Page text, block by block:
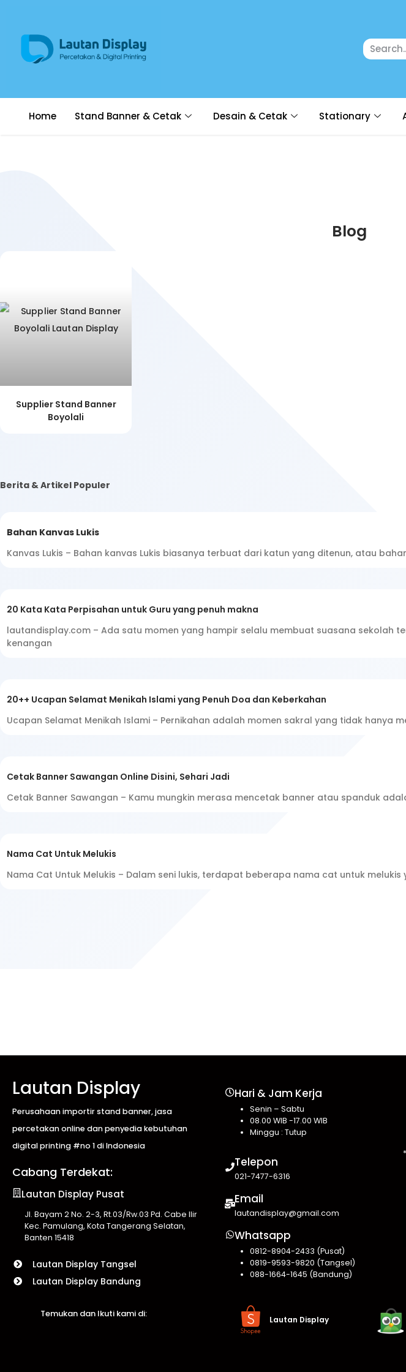
Home Stand Banner & Cetak Desain & Cetak Stationary
Blog
Supplier Stand Banner
Boyolali
Berita & Artikel Populer
Bahan Kanvas Lukis
Kanvas Lukis – Bahan kanvas Lukis biasanya terbuat dari katun yang ditenun, atau
20 Kata Kata Perpisahan untuk Guru yang penuh makna
lautandisplay.com – Ada satu momen yang hampir selalu membuat suasana sekolah
kenangan
20++ Ucapan Selamat Menikah Islami yang Penuh Doa dan Keberkahan
Ucapan Selamat Menikah Islami – Pernikahan adalah momen sakral yang tidak hanya
Cetak Banner Sawangan Online Disini, Sehari Jadi
Cetak Banner Sawangan – Kamu mungkin merasa mencetak banner atau spanduk
Nama Cat Untuk Melukis
Nama Cat Untuk Melukis – Dalam seni lukis, terdapat beberapa nama cat untuk
Lautan Display
Perusahaan importir stand banner, jasa
percetakan online dan penyedia kebutuhan
digital printing #no 1 di Indonesia
Cabang Terdekat:
Lautan Display Pusat
Jl. Bayam 2 No. 2-3, Rt.03/Rw.03 Pd. Cabe Ilir
Kec. Pamulang, Kota Tangerang Selatan,
Banten 15418
Lautan Display Tangsel
Lautan Display Bandung
Hari & Jam Kerja
Senin – Sabtu
08.00 WIB -17.00 WIB
Minggu : Tutup
Telepon
021-7477-6316
Email
lautandisplay@gmail.com
Whatsapp
0812-8904-2433 (Pusat)
0819-9593-9820 (Tangsel)
088-1664-1645 (Bandung)
Temukan dan Ikuti kami di:
Lautan Display